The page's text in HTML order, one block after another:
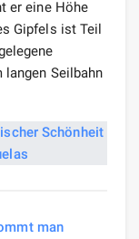
er eine Höhe
Gipfels ist Teil
langen Seilbahn
man